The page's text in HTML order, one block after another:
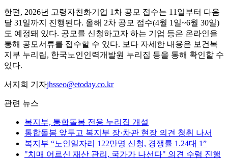
한편, 2026년 고령자친화기업 1차 공모 접수는 11일부터 다음
달 31일까지 진행된다. 올해 2차 공모 접수(4월 1일~6월 30일)
도 예정돼 있다. 공모를 신청하고자 하는 기업 등은 온라인을
통해 공모서류를 접수할 수 있다. 보다 자세한 내용은 보건복
지부 누리립, 한국노인인력개발원 누리집 등을 통해 확인할 수
있다.
서지희 기자jhsseo@etoday.co.kr
관련 뉴스
복지부, 통합돌봄 전용 누리집 개설
통합돌봄 앞두고 복지부 장·차관 현장 의견 청취 나서
복지부 “노인일자리 122만명 신청, 경쟁률 1.24대 1”
"치매 어르신 재산 관리, 국가가 나선다" 의견 수렴 진행